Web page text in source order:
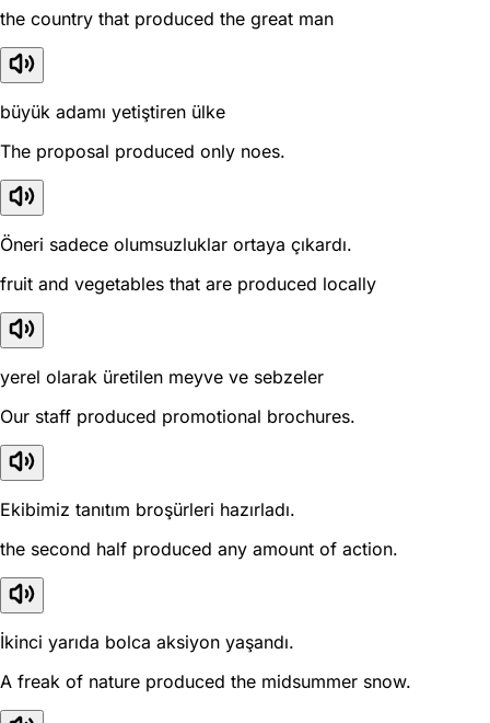
the country that produced the great man
büyük adamı yetiştiren ülke
The proposal produced only noes.
Öneri sadece olumsuzluklar ortaya çıkardı.
fruit and vegetables that are produced locally
yerel olarak üretilen meyve ve sebzeler
Our staff produced promotional brochures.
Ekibimiz tanıtım broşürleri hazırladı.
the second half produced any amount of action.
İkinci yarıda bolca aksiyon yaşandı.
A freak of nature produced the midsummer snow.